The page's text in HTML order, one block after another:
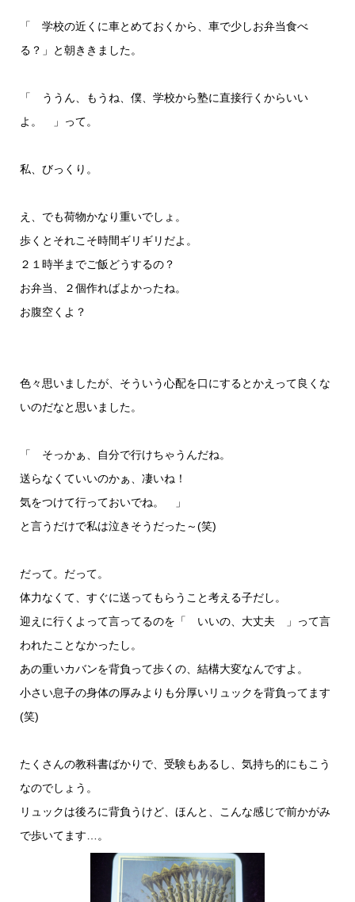
「 学校の近くに車とめておくから、車で少しお弁当食べ
る？」と朝ききました。
「 ううん、もうね、僕、学校から塾に直接行くからいい
よ。 」って。
私、びっくり。
え、でも荷物かなり重いでしょ。
歩くとそれこそ時間ギリギリだよ。
２１時半までご飯どうするの？
お弁当、２個作ればよかったね。
お腹空くよ？
色々思いましたが、そういう心配を口にするとかえって良くな
いのだなと思いました。
「 そっかぁ、自分で行けちゃうんだね。
送らなくていいのかぁ、凄いね！
気をつけて行っておいでね。 」
と言うだけで私は泣きそうだった～(笑)
だって。だって。
体力なくて、すぐに送ってもらうこと考える子だし。
迎えに行くよって言ってるのを「 いいの、大丈夫 」って言
われたことなかったし。
あの重いカバンを背負って歩くの、結構大変なんですよ。
小さい息子の身体の厚みよりも分厚いリュックを背負ってます
(笑)
たくさんの教科書ばかりで、受験もあるし、気持ち的にもこう
なのでしょう。
リュックは後ろに背負うけど、ほんと、こんな感じで前かがみ
で歩いてます…。